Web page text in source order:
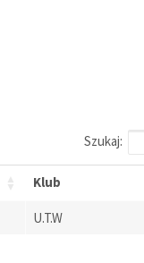
Szukaj:
Klub
U.T.W